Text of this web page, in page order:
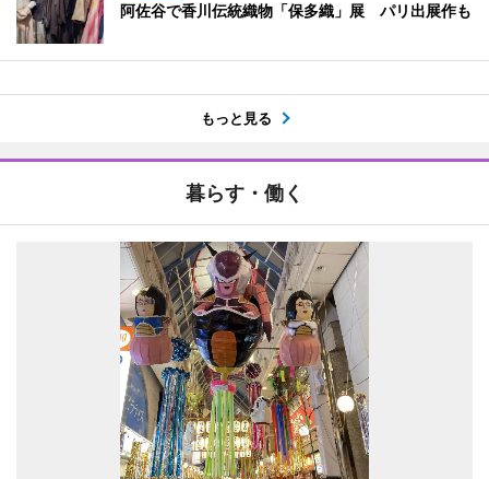
阿佐谷で香川伝統織物「保多織」展 パリ出展作も
もっと見る
暮らす・働く